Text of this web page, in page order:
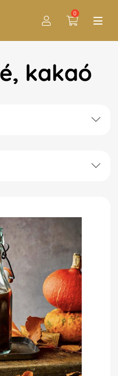
0
kakaó